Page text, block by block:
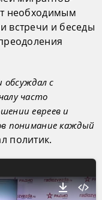
необходимым
встречи и беседы
обсуждал с
часто
евреев и
понимание каждый
политик.